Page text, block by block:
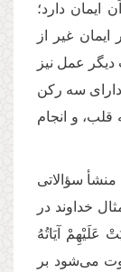
ایمان دارد؛
غیر از
عمل نیز
سه رکن
قلب، و انجام
منشأ سؤالاتی
خداوند در
عَلَیْهِمْ آیَاتُهُ
می‌شود بر